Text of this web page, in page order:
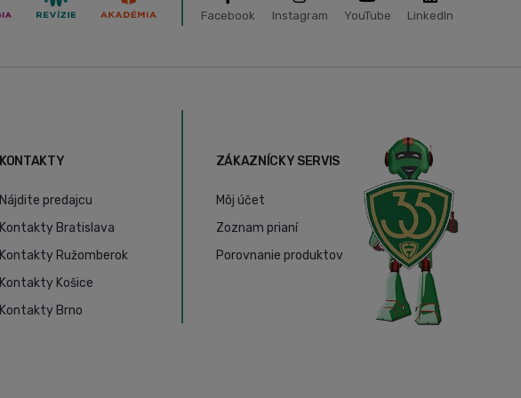
Facebook Instagram YouTube LinkedIn
KONTAKTY
Nájdite predajcu
Kontakty Bratislava
Kontakty Ružomberok
Kontakty Košice
Kontakty Brno
ZÁKAZNÍCKY SERVIS
Môj účet
Zoznam prianí
Porovnanie produktov